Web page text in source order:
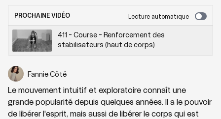
PROCHAINE VIDÉO Lecture automatique
411 - Course - Renforcement des
stabilisateurs (haut de corps)
Fannie Côté
Le mouvement intuitif et exploratoire connaît une
grande popularité depuis quelques années. Il a le pouvoir
de libérer l'esprit, mais aussi de libérer le corps qui est